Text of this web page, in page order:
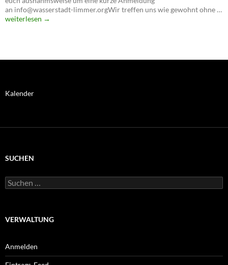
an info@wasserstadt-limmer.orgWir treffen uns wie gewohnt ohne …
Einladung
weiterlesen →
Kalender
SUCHEN
Suchen
nach:
VERWALTUNG
Anmelden